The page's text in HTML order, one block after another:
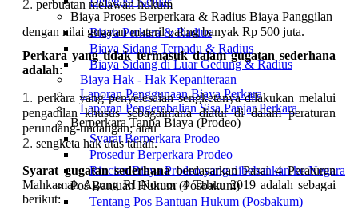
Biaya Proses Berperkara & Radius Biaya Panggilan
Biaya Perkara & Radius
Biaya Sidang Terpadu & Radius
Biaya Sidang di Luar Gedung & Radius
Biaya Hak - Hak Kepaniteraan
Laporan Penggunaan Biaya Perkara
Laporan Pengembalian Sisa Panjar Perkara
Berperkara Tanpa Biaya (Prodeo)
Syarat Berperkara Prodeo
Prosedur Berperkara Prodeo
Rincian Biaya Prodeo yang dibebankan ke Negara
Pos Bantuan Hukum (Posbakum)
Tentang Pos Bantuan Hukum (Posbakum)
perbuatan melawan hukum
dengan nilai gugatan materil paling banyak Rp 500 juta.
Perkara yang tidak termasuk dalam gugatan sederhana
adalah:
perkara yang penyelesaian sengketanya dilakukan melalui
pengadilan khusus sebagaimana diatur di dalam peraturan
perundang-undangan; atau
sengketa hak atas tanah.
Syarat gugatan sederhanaberdasarkan Pasal 4Peraturan
Mahkamah Agung RI Nomor 4 Tahun 2019adalah sebagai
berikut: